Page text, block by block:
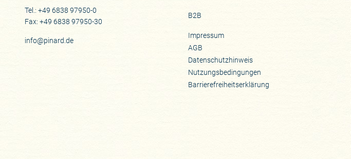
Tel.: +49 6838 97950-0
Fax: +49 6838 97950-30
info@pinard.de
B2B
Impressum
AGB
Datenschutzhinweis
Nutzungsbedingungen
Barrierefreiheitserklärung